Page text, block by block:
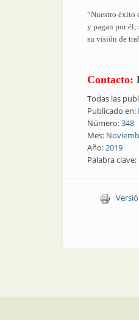
“Nuestro éxito
y pagan por él;
su visión de
Contacto:
Todas las
Publicado en:
Número:348
Mes:
Año:2019
Palabra clave: